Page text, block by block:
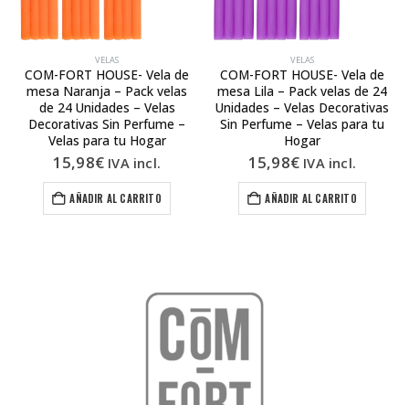
VELAS
COM-FORT HOUSE- Vela de
mesa Naranja – Pack velas
de 24 Unidades – Velas
Decorativas Sin Perfume –
Velas para tu Hogar
15,98€ IVA incl.
AÑADIR AL CARRITO
VELAS
COM-FORT HOUSE- Vela de
mesa Lila – Pack velas de 24
Unidades – Velas Decorativas
Sin Perfume – Velas para tu
Hogar
15,98€ IVA incl.
AÑADIR AL CARRITO